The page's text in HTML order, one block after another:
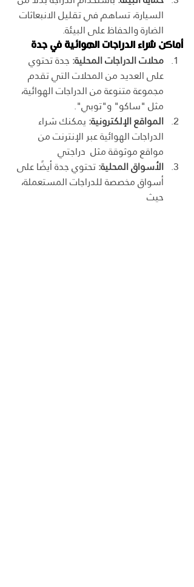
السيارة، تساهم في تقليل الانبعاثات
الضارة والحفاظ على البيئة.
أماكن شراء الدراجات الهوائية في جدة
محلات الدراجات المحلية: جدة تحتوي
على العديد من المحلات التي تقدم
مجموعة متنوعة من الدراجات الهوائية،
مثل "ساكو" و"توبي".
المواقع الإلكترونية: يمكنك شراء
الدراجات الهوائية عبر الإنترنت من
مواقع موثوقة مثل  دراجتي
الأسواق المحلية: تحتوي جدة أيضًا على
أسواق مخصصة للدراجات المستعملة،
حيث